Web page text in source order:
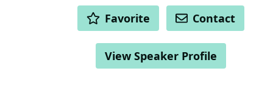
ACTIONS Favorite Contact
View Speaker Profile